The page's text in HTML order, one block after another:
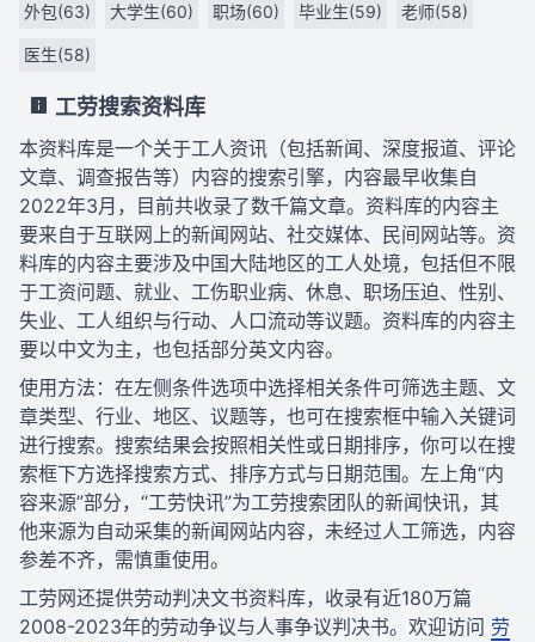
外包(63) 大学生(60) 职场(60) 毕业生(59) 老师(58)
医生(58)
工劳搜索资料库
本资料库是一个关于工人资讯（包括新闻、深度报道、评论
文章、调查报告等）内容的搜索引擎，内容最早收集自
2022年3月，目前共收录了数千篇文章。资料库的内容主
要来自于互联网上的新闻网站、社交媒体、民间网站等。资
料库的内容主要涉及中国大陆地区的工人处境，包括但不限
于工资问题、就业、工伤职业病、休息、职场压迫、性别、
失业、工人组织与行动、人口流动等议题。资料库的内容主
要以中文为主，也包括部分英文内容。
使用方法：在左侧条件选项中选择相关条件可筛选主题、文
章类型、行业、地区、议题等，也可在搜索框中输入关键词
进行搜索。搜索结果会按照相关性或日期排序，你可以在搜
索框下方选择搜索方式、排序方式与日期范围。左上角“内
容来源”部分，“工劳快讯”为工劳搜索团队的新闻快讯，其
他来源为自动采集的新闻网站内容，未经过人工筛选，内容
参差不齐，需慎重使用。
工劳网还提供劳动判决文书资料库，收录有近180万篇
2008-2023年的劳动争议与人事争议判决书。欢迎访问 劳